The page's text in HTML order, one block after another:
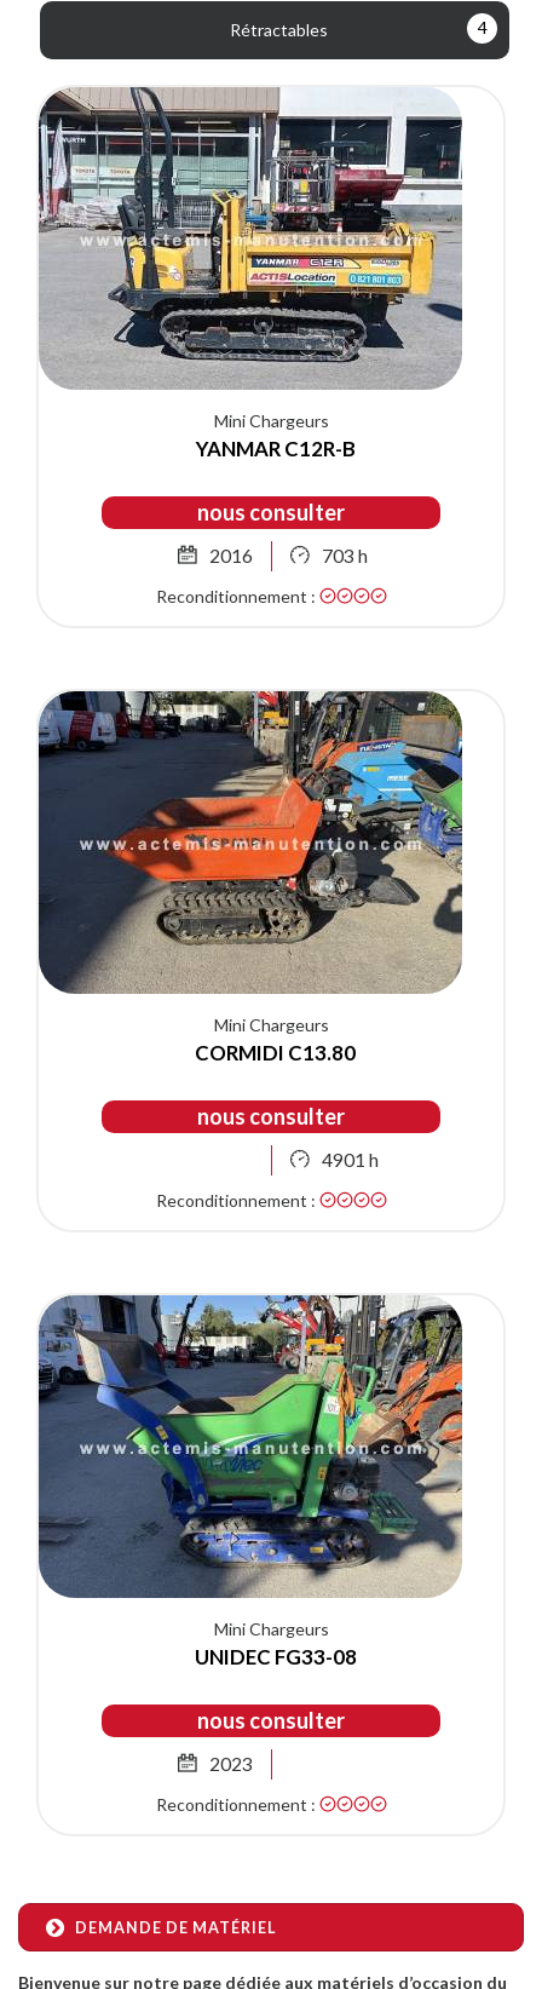
Rétractables 4
Mini Chargeurs
YANMAR C12R-B
nous consulter
2016 703 h
Reconditionnement :
Mini Chargeurs
CORMIDI C13.80
nous consulter
4901 h
Reconditionnement :
Mini Chargeurs
UNIDEC FG33-08
nous consulter
2023
Reconditionnement :
DEMANDE DE MATÉRIEL
Bienvenue sur notre page dédiée aux matériels d’occasion du